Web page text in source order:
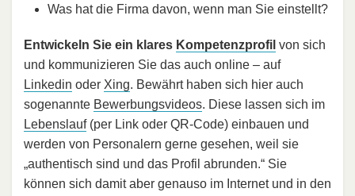
Was hat die Firma davon, wenn man Sie einstellt?
Entwickeln Sie ein klares Kompetenzprofil von sich
und kommunizieren Sie das auch online – auf
Linkedin oder Xing. Bewährt haben sich hier auch
sogenannte Bewerbungsvideos. Diese lassen sich im
Lebenslauf(per Link oder QR-Code) einbauen und
werden von Personalern gerne gesehen, weil sie
„authentisch sind und das Profil abrunden.“ Sie
können sich damit aber genauso im Internet und in den